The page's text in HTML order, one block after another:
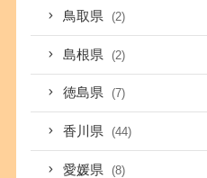
鳥取県 (2)
島根県 (2)
徳島県 (7)
香川県 (44)
愛媛県 (8)